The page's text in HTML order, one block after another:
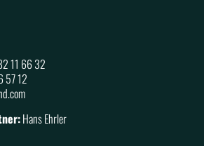
11 66 32
57 12
Hans Ehrler